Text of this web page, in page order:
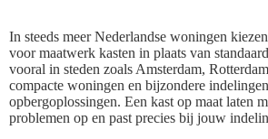
In steeds meer Nederlandse woningen
voor maatwerk kasten in plaats van
vooral in steden zoals Amsterdam,
compacte woningen en bijzondere
opbergoplossingen. Een kast op maat laten
problemen op en past precies bij jouw